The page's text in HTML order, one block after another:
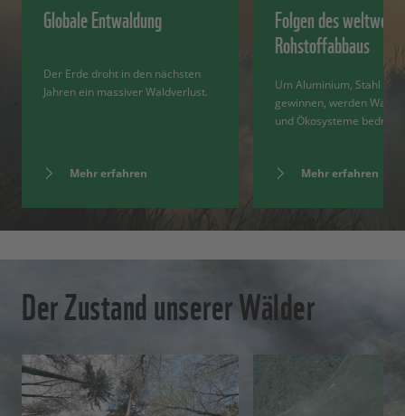
Globale Entwaldung
Der Erde droht in den nächsten
Jahren ein massiver Waldverlust.
Mehr erfahren
Folgen des
Rohstoffabbaus
Um Aluminium, Stahl und
gewinnen, werden
und Ökosysteme bedroht.
Mehr erfahren
Der Zustand unserer Wälder